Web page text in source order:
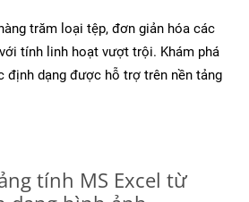
trăm loại tệp, đơn giản hóa các
tính linh hoạt vượt trội. Khám phá
định dạng được hỗ trợ trên nền tảng
tính MS Excel từ